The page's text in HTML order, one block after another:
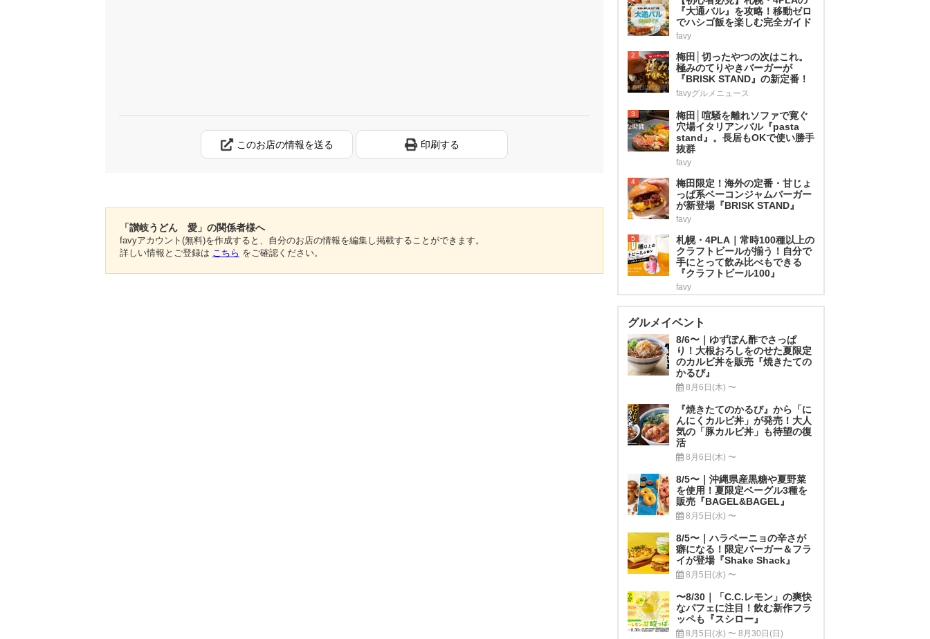
このお店の情報を送る 印刷する
「讃岐うどん 愛」の関係者様へ
favyアカウント(無料)を作成すると、自分のお店の情報を編集し掲載することができます。
詳しい情報とご登録は こちら をご確認ください。
『大通バル』を攻略！移動ゼロ
でハシゴ飯を楽しむ完全ガイド
favy
2
梅田│切ったやつの次はこれ。
極みのてりやきバーガーが
『BRISK STAND』の新定番！
favyグルメニュース
3
梅田│喧騒を離れソファで寛ぐ
穴場イタリアンバル『pasta
stand』。長居もOKで使い勝手
抜群
favy
4
梅田限定！海外の定番・甘じょ
っぱ系ベーコンジャムバーガー
が新登場『BRISK STAND』
favy
5
札幌・4PLA｜常時100種以上の
クラフトビールが揃う！自分で
手にとって飲み比べもできる
『クラフトビール100』
favy
グルメイベント
8/6〜｜ゆずぽん酢でさっぱ
り！大根おろしをのせた夏限定
のカルビ丼を販売『焼きたての
かるび』
8月6日(木) 〜
『焼きたてのかるび』から「に
んにくカルビ丼」が発売！大人
気の「豚カルビ丼」も待望の復
活
8月6日(木) 〜
8/5〜｜沖縄県産黒糖や夏野菜
を使用！夏限定ベーグル3種を
販売『BAGEL&BAGEL』
8月5日(水) 〜
8/5〜｜ハラペーニョの辛さが
癖になる！限定バーガー＆フラ
イが登場『Shake Shack』
8月5日(水) 〜
〜8/30｜「C.C.レモン」の爽快
なパフェに注目！飲む新作フラ
ッペも『スシロー』
8月5日(水) 〜 8月30日(日)